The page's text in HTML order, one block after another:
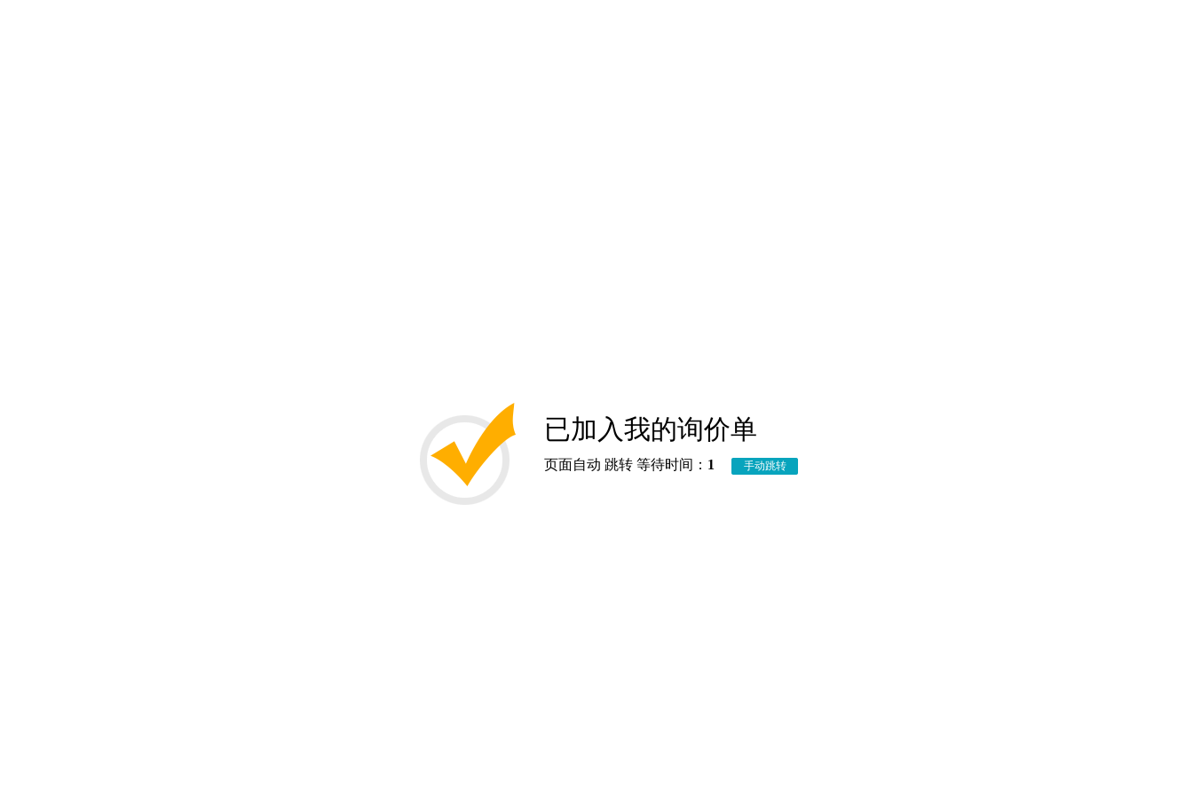
已加入我的询价单
页面自动 跳转 等待时间： 1 手动跳转